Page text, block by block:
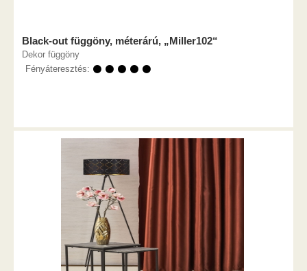
Black-out függöny, méterárú, „Miller102“
Dekor függöny
Fényáteresztés: ⚫ ⚫ ⚫ ⚫ ⚫